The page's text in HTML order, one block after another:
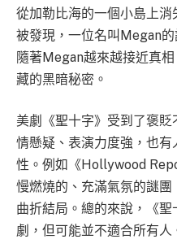
從加勒比海的一個小島上
被發現，一位名叫Megan
隨著Megan越來越接近真
藏的黑暗秘密。
美劇《聖十字》受到了褒
情懸疑、表演力度強，也有
性。例如《Hollywood
慢燃燒的、充滿氣氛的謎
曲折結局。總的來說，《
劇，但可能並不適合所有人